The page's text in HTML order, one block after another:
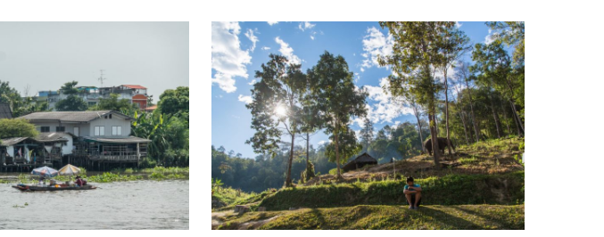
Chiang
Mai
:
comment
bien
choisir
son
trek